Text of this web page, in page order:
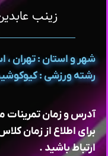
زینب عابدین فر :
شهر و استان : تهران ،
رشته ورزشی :
آدرس و زمان تمرینات
برای اطلاع از زمان
ارتباط باشید .